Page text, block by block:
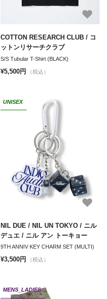
COTTON RESEARCH CLUB / コ
ットンリサーチクラブ
S/S Tubular T-Shirt (BLACK)
¥5,500円 （税込）
UNISEX
NIL DUE / NIL UN TOKYO / ニル
デュエ / ニル アン トーキョー
9TH ANNIV KEY CHARM SET (MULTI)
¥3,500円 （税込）
MENS_LADIES